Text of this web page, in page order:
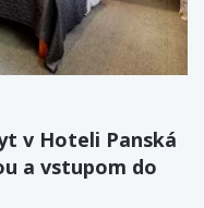
v Hoteli Panská
a vstupom do